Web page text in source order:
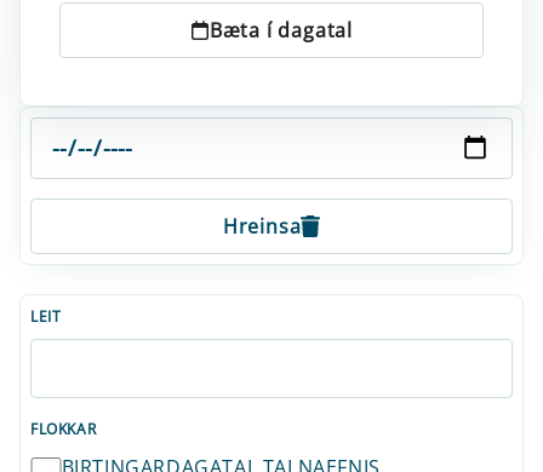
Hreinsa
LEIT
FLOKKAR
Bæta í dagatal